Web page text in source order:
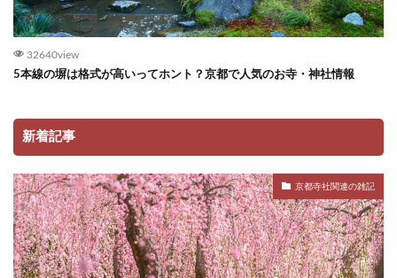
32640view
5本線の塀は格式が高いってホント？京都で人気のお寺・神社情報
新着記事
京都寺社関連の雑記